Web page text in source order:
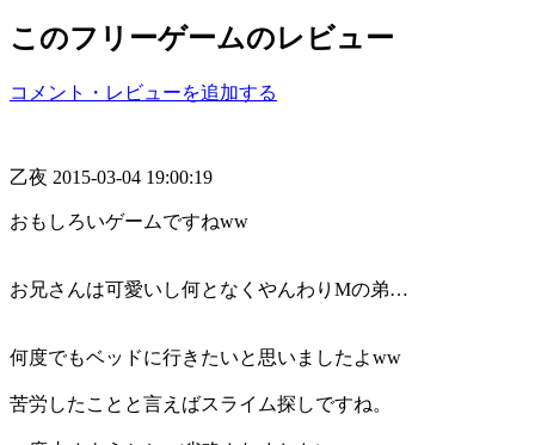
このフリーゲームのレビュー
コメント・レビューを追加する
乙夜 2015-03-04 19:00:19
おもしろいゲームですねww
お兄さんは可愛いし何となくやんわりMの弟…
何度でもベッドに行きたいと思いましたよww
苦労したことと言えばスライム探しですね。